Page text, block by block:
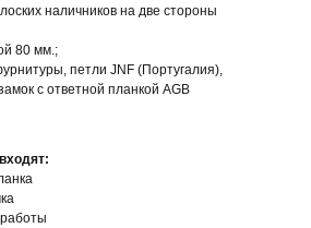
наличников на две стороны
80 мм.;
петли JNF (Португалия),
с ответной планкой AGB